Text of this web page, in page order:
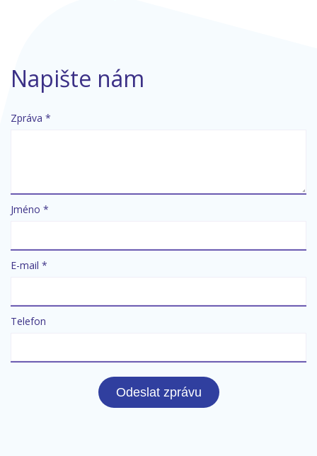
Napište nám
Zpráva *
Jméno *
E-mail *
Telefon
Odeslat zprávu